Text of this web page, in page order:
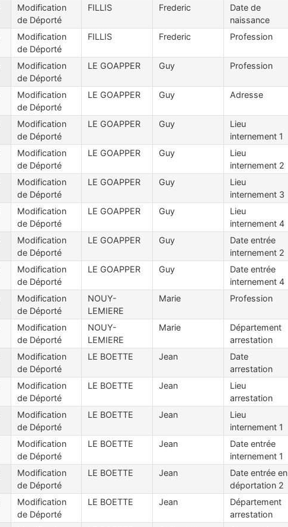
Modification
de Déporté
FILLIS Frederic
Date de
naissance
Modification
de Déporté
FILLIS Frederic Profession
Modification
de Déporté
LE GOAPPER Guy Profession
Modification
de Déporté
LE GOAPPER Guy Adresse
Modification
de Déporté
LE GOAPPER Guy
Lieu
internement 1
Modification
de Déporté
LE GOAPPER Guy
Lieu
internement 2
Modification
de Déporté
LE GOAPPER Guy
Lieu
internement 3
Modification
de Déporté
LE GOAPPER Guy
Lieu
internement 4
Modification
de Déporté
LE GOAPPER Guy
Date entrée
internement 2
Modification
de Déporté
LE GOAPPER Guy
Date entrée
internement 4
Modification
de Déporté
NOUY-
LEMIERE
Marie Profession
Modification
de Déporté
NOUY-
LEMIERE
Marie
Département
arrestation
Modification
de Déporté
LE BOETTE Jean
Date
arrestation
Modification
de Déporté
LE BOETTE Jean
Lieu
arrestation
Modification
de Déporté
LE BOETTE Jean
Lieu
internement 1
Modification
de Déporté
LE BOETTE Jean
Date entrée
internement 1
Modification
de Déporté
LE BOETTE Jean
Date entrée en
déportation 2
Modification
de Déporté
LE BOETTE Jean
Département
arrestation